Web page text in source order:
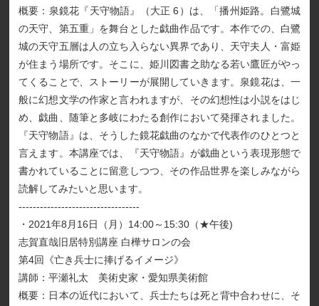
概要：泉鏡花『天守物語』（大正 6）は、「播州姫路。白鷺城
の天守、第五重」を舞台とした戯曲作品です。本作での、白鷺
城の天守五層は人の立ち入らない異界であり、天守夫人・富姫
が住まう場所です。そこに、姫川図書之助なる若い鷹匠がやっ
てくることで、ストーリーが展開していきます。泉鏡花は、一
般に幻想文学の作家と言われますが、その幻想性は小説をはじ
め、戯曲、随筆と多岐にわたる創作において発揮されました。
『天守物語』は、そうした鏡花戯曲のなかで代表作のひとつと
言えます。本講座では、『天守物語』が戯曲という表現形態で
書かれていることに留意しつつ、その作品世界を楽しみながら
読解してみたいと思います。
----------------------------------
・2021年8月16日（月）14:00～15:30（★午後)
志賀直哉旧居特別講座 白樺サロンの会
第4回《亡き兵士に捧げるイメージ》
講師：平瀬礼太 美術史家・愛知県美術館
概要：日本の近代において、兵士たちは死と背中合わせに、そ